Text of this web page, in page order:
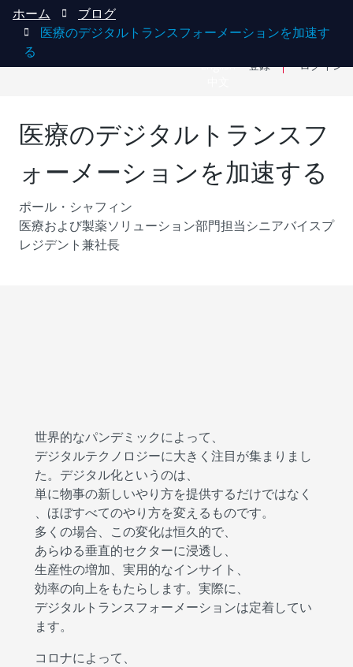
English
登録 ログイン
ホーム
ブログ
医療のデジタルトランスフォーメーションを加速す
る
医療のデジタルトランスフ
ォーメーションを加速する
ポール・シャフィン
医療および製薬ソリューション部門担当シニアバイスプ
レジデント兼社長
世界的なパンデミックによって、
デジタルテクノロジーに大きく注目が集まりまし
た。デジタル化というのは、
単に物事の新しいやり方を提供するだけではなく
、ほぼすべてのやり方を変えるものです。
多くの場合、この変化は恒久的で、
あらゆる垂直的セクターに浸透し、
生産性の増加、実用的なインサイト、
効率の向上をもたらします。実際に、
デジタルトランスフォーメーションは定着してい
ます。
コロナによって、